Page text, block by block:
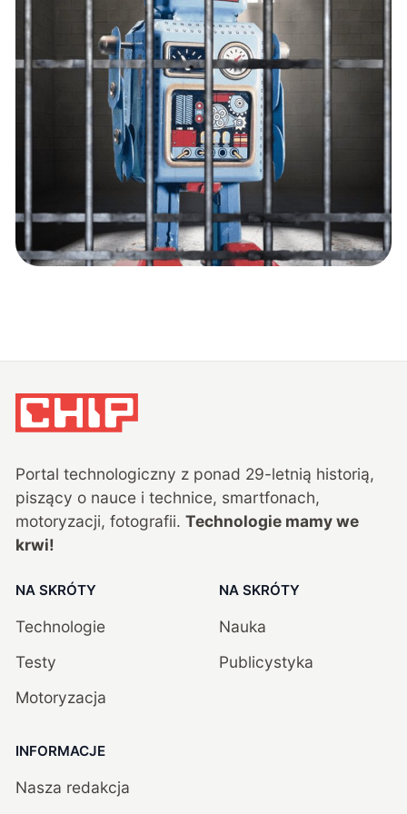
Portal technologiczny z ponad 29-letnią historią,
piszący o nauce i technice, smartfonach,
motoryzacji, fotografii. Technologie mamy we
krwi!
NA SKRÓTY
Technologie
Testy
Motoryzacja
NA SKRÓTY
Nauka
Publicystyka
INFORMACJE
Nasza redakcja